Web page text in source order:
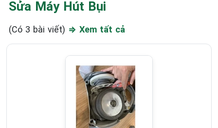
Sửa Máy Hút Bụi
(Có 3 bài viết) ⇒ Xem tất cả